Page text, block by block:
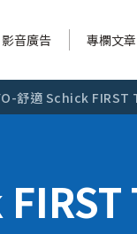
影音廣告 專欄文章
可替換
舒適 Schick FIRST